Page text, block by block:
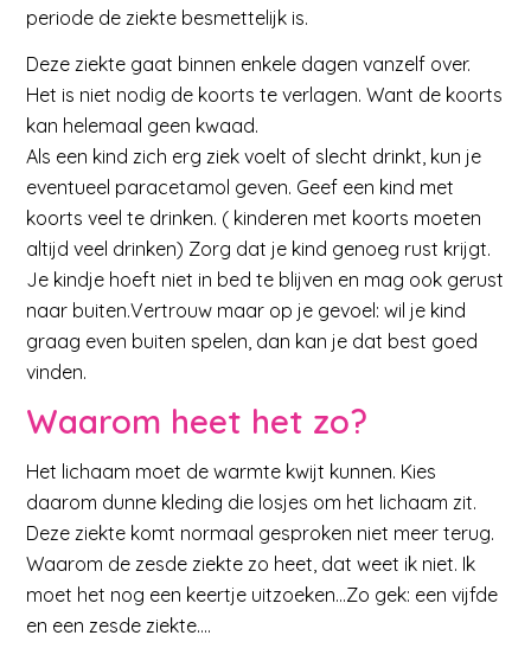
periode de ziekte besmettelijk is.
Deze ziekte gaat binnen enkele dagen vanzelf over.
Het is niet nodig de koorts te verlagen. Want de koorts
kan helemaal geen kwaad.
Als een kind zich erg ziek voelt of slecht drinkt, kun je
eventueel paracetamol geven. Geef een kind met
koorts veel te drinken. ( kinderen met koorts moeten
altijd veel drinken) Zorg dat je kind genoeg rust krijgt.
Je kindje hoeft niet in bed te blijven en mag ook gerust
naar buiten.Vertrouw maar op je gevoel: wil je kind
graag even buiten spelen, dan kan je dat best goed
vinden.
Waarom heet het zo?
Het lichaam moet de warmte kwijt kunnen. Kies
daarom dunne kleding die losjes om het lichaam zit.
Deze ziekte komt normaal gesproken niet meer terug.
Waarom de zesde ziekte zo heet, dat weet ik niet. Ik
moet het nog een keertje uitzoeken…Zo gek: een vijfde
en een zesde ziekte….